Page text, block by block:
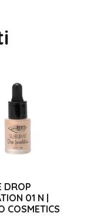
DROP
01 N |
COSMETICS